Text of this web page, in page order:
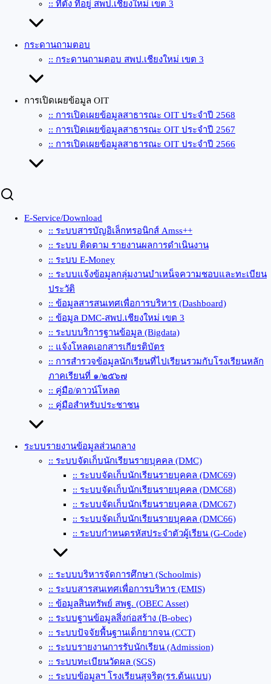
:: ที่ตั้ง ที่อยู่ สพป.เชียงใหม่ เขต 3
กระดานถามตอบ
:: กระดานถามตอบ สพป.เชียงใหม่ เขต 3
การเปิดเผยข้อมูล OIT
:: การเปิดเผยข้อมูลสาธารณะ OIT ประจำปี 2568
:: การเปิดเผยข้อมูลสาธารณะ OIT ประจำปี 2567
:: การเปิดเผยข้อมูลสาธารณะ OIT ประจำปี 2566
E-Service/Download
:: ระบบสารบัญอิเล็กทรอนิกส์ Amss++
:: ระบบ ติดตาม รายงานผลการดำเนินงาน
:: ระบบ E-Money
:: ระบบแจ้งข้อมูลกลุ่มงานบำเหน็จความชอบและทะเบียน
ประวัติ
:: ข้อมูลสารสนเทศเพื่อการบริหาร (Dashboard)
:: ข้อมูล DMC-สพป.เชียงใหม่ เขต 3
:: ระบบบริการฐานข้อมูล (Bigdata)
:: แจ้งโหลดเอกสารเกียรติบัตร
:: การสำรวจข้อมูลนักเรียนที่ไปเรียนรวมกับโรงเรียนหลัก
ภาคเรียนที่ ๑/๒๕๖๗
:: คู่มือ/ดาวน์โหลด
:: คู่มือสำหรับประชาชน
ระบบรายงานข้อมูลส่วนกลาง
:: ระบบจัดเก็บนักเรียนรายบุคคล (DMC)
:: ระบบจัดเก็บนักเรียนรายบุคคล (DMC69)
:: ระบบจัดเก็บนักเรียนรายบุคคล (DMC68)
:: ระบบจัดเก็บนักเรียนรายบุคคล (DMC67)
:: ระบบจัดเก็บนักเรียนรายบุคคล (DMC66)
:: ระบบกำหนดรหัสประจำตัวผู้เรียน (G-Code)
:: ระบบบริหารจัดการศึกษา (Schoolmis)
:: ระบบสารสนเทศเพื่อการบริหาร (EMIS)
:: ข้อมูลสินทรัพย์ สพฐ. (OBEC Asset)
:: ระบบฐานข้อมูลสิ่งก่อสร้าง (ฺB-obec)
:: ระบบปัจจัยพื้นฐานเด็กยากจน (CCT)
:: ระบบรายงานการรับนักเรียน (Admission)
:: ระบบทะเบียนวัดผล (SGS)
:: ระบบข้อมูลฯ โรงเรียนสุจริต(รร.ต้นแบบ)